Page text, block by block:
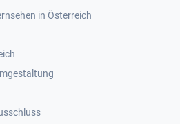
in Österreich